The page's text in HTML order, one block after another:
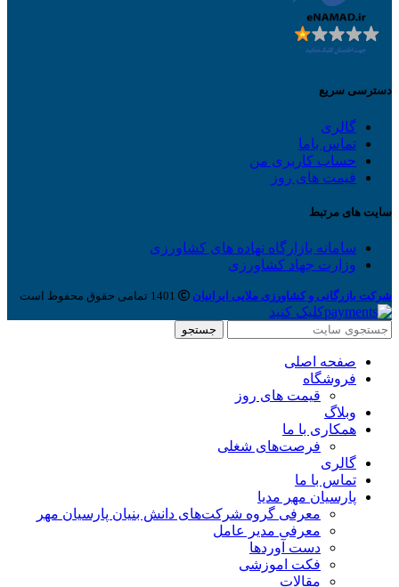
دسترسی سریع
گالری
تماس باما
حساب کاربری من
قیمت های روز
سایت های مرتبط
سامانه بازارگاه نهاده های کشاورزی
وزارت جهاد کشاورزی
شرکت بازرگانی و کشاورزی ملایی ایرانیان
کلیک کنید
جستجو
صفحه اصلی
فروشگاه
قیمت های روز
وبلاگ
همکاری با ما
فرصت‌های شغلی
گالری
تماس با ما
پارسیان مهر مدیا
معرفی گروه شرکت‌های دانش بنیان پارسیان مهر
معرفی مدیر عامل
دست آوردها
فکت اموزشی
مقالات